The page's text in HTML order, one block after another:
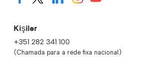
Kişiler
+351 282 341 100
(Chamada para a rede fixa nacional)